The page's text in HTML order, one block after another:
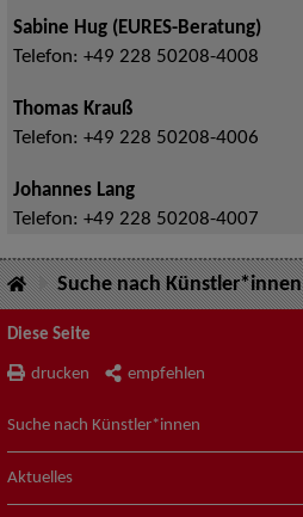
Sabine Hug (EURES-Beratung)
Telefon: +49 228 50208-4008
Thomas Krauß
Telefon: +49 228 50208-4006
Johannes Lang
Telefon: +49 228 50208-4007
Suche nach Künstler*innen
Diese Seite
drucken empfehlen
Suche nach Künstler*innen
Aktuelles